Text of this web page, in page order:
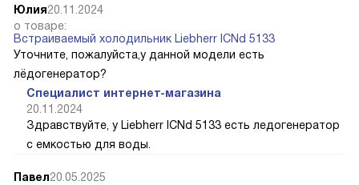
Юлия20.11.2024
о товаре:
Встраиваемый холодильник Liebherr ICNd 5133
Уточните, пожалуйста,у данной модели есть
лёдогенератор?
Специалист интернет-магазина
20.11.2024
Здравствуйте, у Liebherr ICNd 5133 есть ледогенератор
с емкостью для воды.
Павел20.05.2025